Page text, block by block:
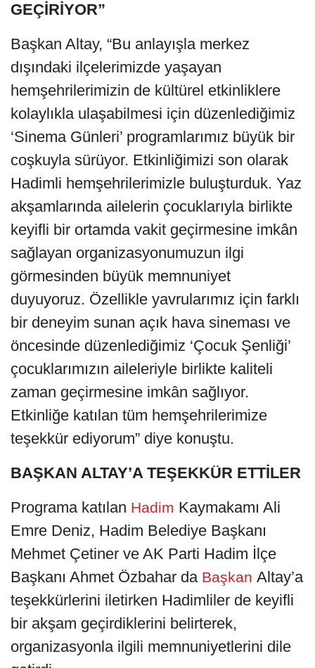
GEÇİRİYOR”
Başkan Altay, “Bu anlayışla merkez
dışındaki ilçelerimizde yaşayan
hemşehrilerimizin de kültürel etkinliklere
kolaylıkla ulaşabilmesi için düzenlediğimiz
‘Sinema Günleri’ programlarımız büyük bir
coşkuyla sürüyor. Etkinliğimizi son olarak
Hadimli hemşehrilerimizle buluşturduk. Yaz
akşamlarında ailelerin çocuklarıyla birlikte
keyifli bir ortamda vakit geçirmesine imkân
sağlayan organizasyonumuzun ilgi
görmesinden büyük memnuniyet
duyuyoruz. Özellikle yavrularımız için farklı
bir deneyim sunan açık hava sineması ve
öncesinde düzenlediğimiz ‘Çocuk Şenliği’
çocuklarımızın aileleriyle birlikte kaliteli
zaman geçirmesine imkân sağlıyor.
Etkinliğe katılan tüm hemşehrilerimize
teşekkür ediyorum” diye konuştu.
BAŞKAN ALTAY’A TEŞEKKÜR ETTİLER
Programa katılan Hadim Kaymakamı Ali
Emre Deniz, Hadim Belediye Başkanı
Mehmet Çetiner ve AK Parti Hadim İlçe
Başkanı Ahmet Özbahar da Başkan Altay’a
teşekkürlerini iletirken Hadimliler de keyifli
bir akşam geçirdiklerini belirterek,
organizasyonla ilgili memnuniyetlerini dile